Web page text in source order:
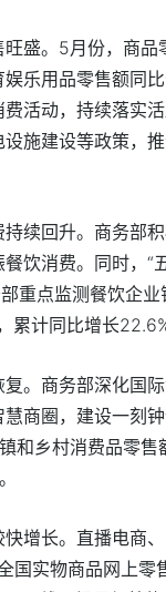
盛。5月份，商
乐用品零售额同
活动，持续落实
施建设等政策，
续回升。商务部
饮消费。同时，“
重点监测餐饮企
累计同比增长
。商务部深化国
商圈，建设一刻
和乡村消费品零
增长。直播电商
国实物商品网上零